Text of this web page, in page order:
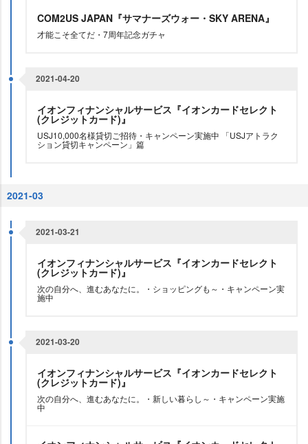
COM2US JAPAN『サマナーズウォー・SKY ARENA』
才能こそ全てだ・7周年記念ガチャ
2021-04-20
イオンフィナンシャルサービス『イオンカードセレクト
(クレジットカード)』
USJ10,000名様貸切ご招待・キャンペーン実施中 「USJアトラク
ション貸切キャンペーン」篇
2021-03
2021-03-21
イオンフィナンシャルサービス『イオンカードセレクト
(クレジットカード)』
次の自分へ、進むあなたに。・ショッピングも～・キャンペーン実
施中
2021-03-20
イオンフィナンシャルサービス『イオンカードセレクト
(クレジットカード)』
次の自分へ、進むあなたに。・新しい暮らし～・キャンペーン実施
中